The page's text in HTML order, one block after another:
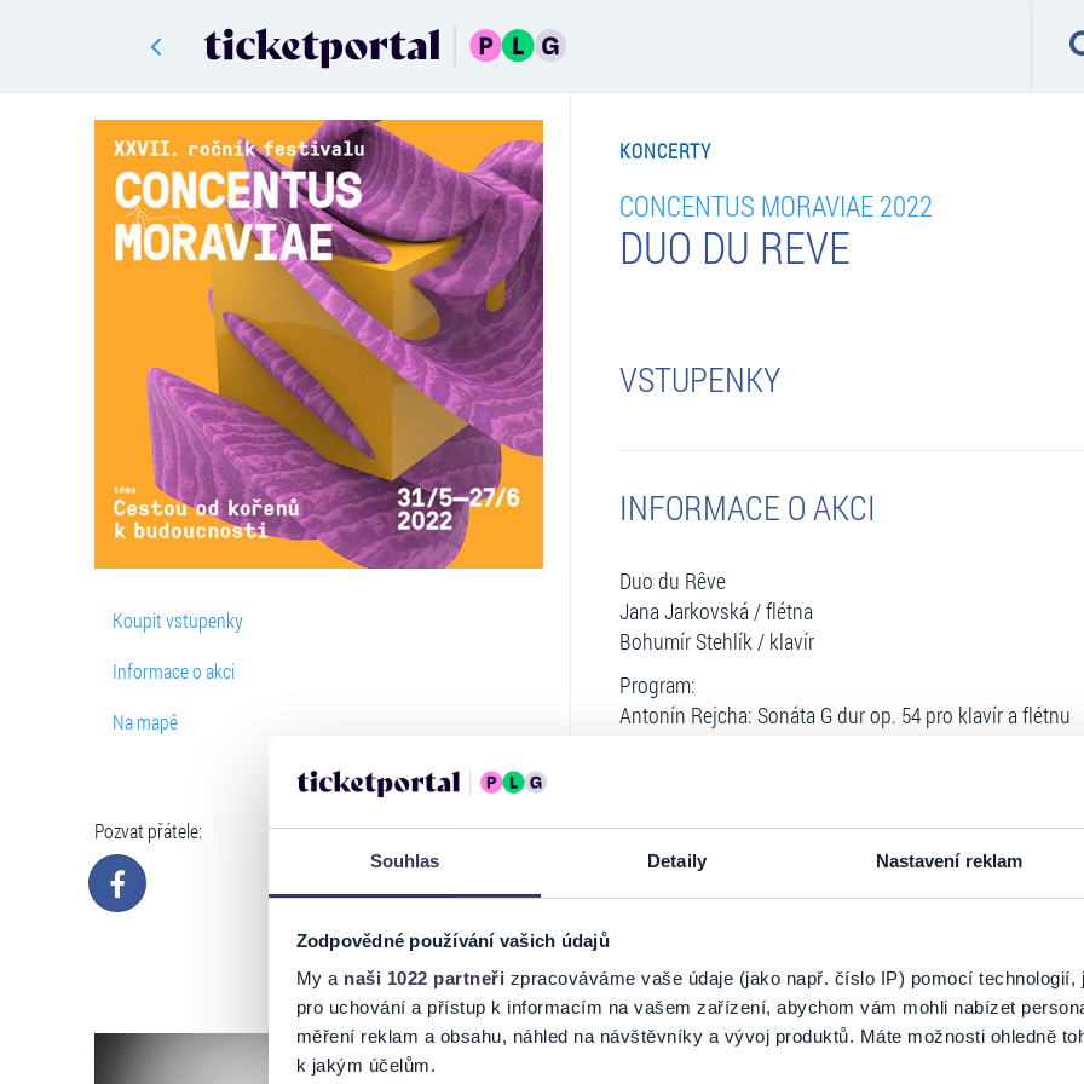
Souhlas Detaily Nastavení reklam
Zodpovědné používání vašich údajů
My a naši 1022 partneři zpracováváme vaše údaje (jako např. číslo IP) pomocí technologií,
pro uchování a přístup k informacím na vašem zařízení, abychom vám mohli nabízet
měření reklam a obsahu, náhled na návštěvníky a vývoj produktů. Máte možnosti ohledně
k jakým účelům.
Koupit vstupenky
Informace o akci
Na mapě
Pozvat přátele:
KONCERTY
CONCENTUS MORAVIAE 2022
DUO DU REVE
VSTUPENKY
INFORMACE O AKCI
Duo du Rêve
Jana Jarkovská / flétna
Bohumír Stehlík / klavír
Program:
Antonín Rejcha: Sonáta G dur op. 54 pro klavír a flétnu
Máte chuť prožít pohádkový večer? Přijďte do
do snů zavést půvabným programem, který pro
skladby Jiřího Temla, jehož skladby flétnistka Jana
Sonáta a hravá Šimaiova Sonatina… zvuk
vás dokáže vyvést třeba i z labyrintu v místní zámecké
Další info: Děti, které nedosáhly věku 6 let, zdarma bez
Ticketportal je zárukou pravosti